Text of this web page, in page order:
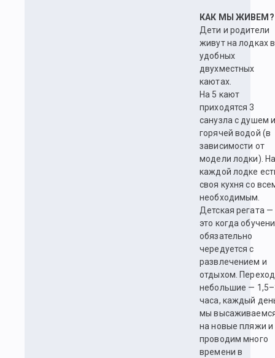
КАК МЫ ЖИВЕМ?
Дети и родители
живут на лодках в
удобных
двухместных
каютах.
На 5 кают
приходятся 3
санузла с душем
горячей водой (в
зависимости от
модели лодки).
каждой лодке
своя кухня со
необходимым.
Детская регата —
это когда
обязательно
чередуется с
развлечением и
отдыхом.
небольшие —
часа, каждый
мы
на новые пляжи и
проводим много
времени в